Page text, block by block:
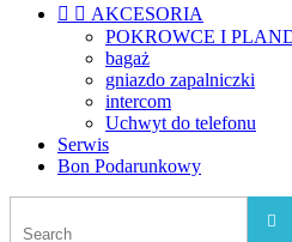
  AKCESORIA
POKROWCE I
bagaż
gniazdo zapalniczki
intercom
Uchwyt do telefonu
Serwis
Bon Podarunkowy
